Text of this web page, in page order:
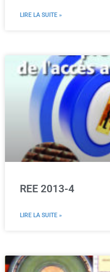
LIRE LA SUITE »
REE 2013-4
LIRE LA SUITE »